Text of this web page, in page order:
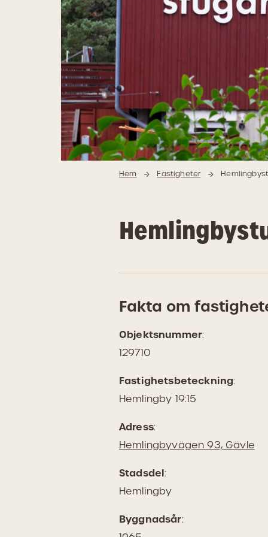
Hem Fastigheter
Fakta om
Objektsnummer:
129710
Fastighetsbeteckning:
Hemlingby 19:15
Adress:
Hemlingbyvägen 93, Gävle
Stadsdel:
Hemlingby
Byggnadsår: